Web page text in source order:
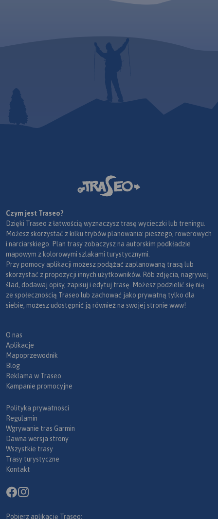
Czym jest Traseo?
Dzięki Traseo z łatwością wyznaczysz trasę wycieczki lub treningu.
Możesz skorzystać z kilku trybów planowania: pieszego, rowerowych
i narciarskiego. Plan trasy zobaczysz na autorskim podkładzie
mapowym z kolorowymi szlakami turystycznymi.
Przy pomocy aplikacji możesz podążać zaplanowaną trasą lub
skorzystać z propozycji innych użytkowników. Rób zdjęcia, nagrywaj
ślad, dodawaj opisy, zapisuj i edytuj trasę. Możesz podzielić się nią
ze społecznością Traseo lub zachować jako prywatną tylko dla
siebie, możesz udostępnić ją również na swojej stronie www!
O nas
Aplikacje
Mapoprzewodnik
Blog
Reklama w Traseo
Kampanie promocyjne
Polityka prywatności
Regulamin
Wgrywanie tras Garmin
Dawna wersja strony
Wszystkie trasy
Trasy turystyczne
Kontakt
Pobierz aplikację Traseo: